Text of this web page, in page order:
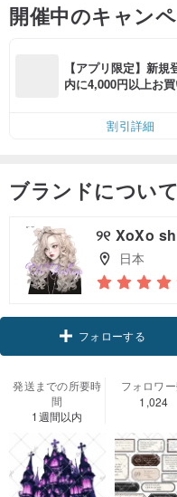
開催中のキャン
【アプリ限定】新
内に4,000円以上お
割引詳細
ブランドについて
୨୧ XoXo
日本
フォローする
発送までの所要時
間
1週間以内
フォロワ
1,024